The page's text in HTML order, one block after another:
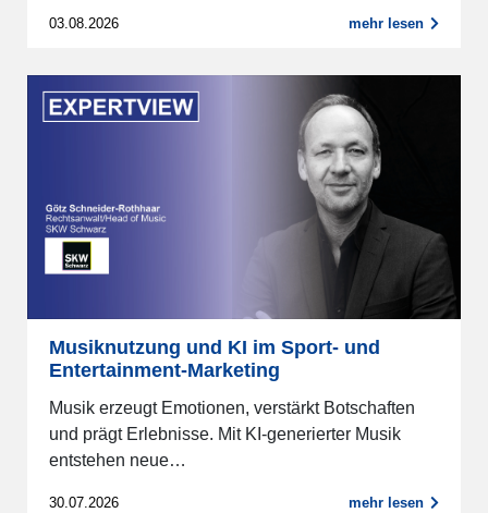
03.08.2026 mehr lesen
Musiknutzung und KI im Sport- und
Entertainment-Marketing
Musik erzeugt Emotionen, verstärkt Botschaften
und prägt Erlebnisse. Mit KI-generierter Musik
entstehen neue…
30.07.2026 mehr lesen